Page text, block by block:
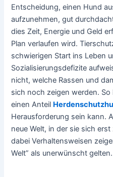
Entscheidung, einen Hund
aufzunehmen, gut
dies Zeit, Energie und Geld
Plan verlaufen wird.
schwierigen Start ins Leben
Sozialisierungsdefizite
nicht, welche Rassen und
sich noch zeigen werden.
einen Anteil
Herausforderung sein kann.
neue Welt, in der sie sich
dabei Verhaltensweisen
Welt” als unerwünscht gelten.